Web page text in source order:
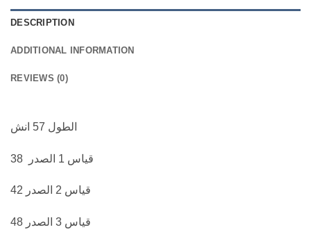
DESCRIPTION
ADDITIONAL INFORMATION
REVIEWS (0)
الطول 57 انش
قياس 1 الصدر 38
قياس 2 الصدر 42
قياس 3 الصدر 48